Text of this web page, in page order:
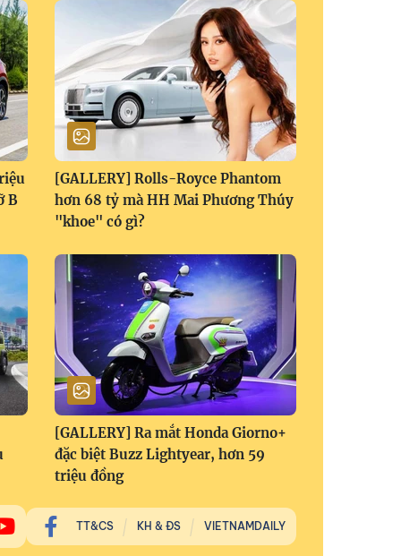
B
[GALLERY] Rolls-Royce Phantom
hơn 68 tỷ mà HH Mai Phương Thúy
"khoe" có gì?
[GALLERY] Ra mắt Honda Giorno+
đặc biệt Buzz Lightyear, hơn 59
triệu đồng
TT&CS KH & ĐS VIETNAMDAILY